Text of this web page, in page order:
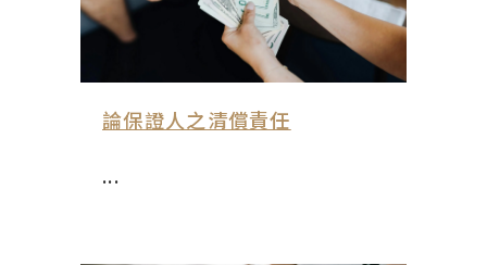
論保證人之清償責任
...